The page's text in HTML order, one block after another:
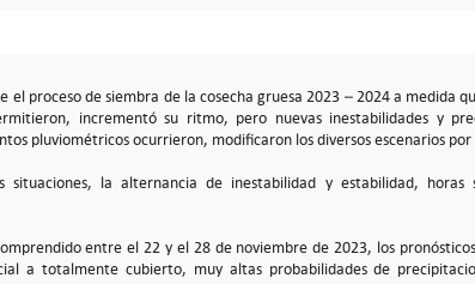
el proceso de siembra de la cosecha gruesa 2023 – 2024 a medida
incrementó su ritmo, pero nuevas inestabilidades y
pluviométricos ocurrieron, modificaron los diversos escenarios
situaciones, la alternancia de inestabilidad y estabilidad,
entre el 22 y el 28 de noviembre de 2023, los
a totalmente cubierto, muy altas probabilidades de